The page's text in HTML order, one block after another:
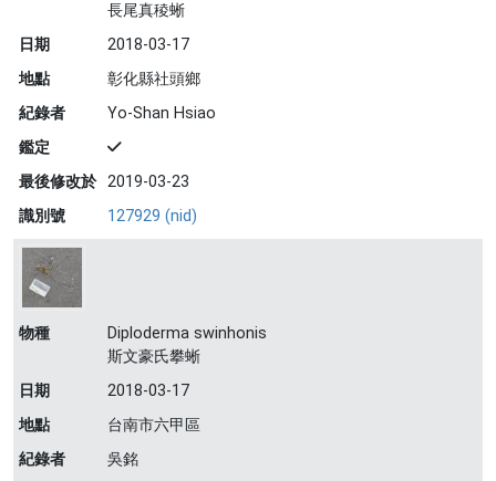
長尾真稜蜥
日期
2018-03-17
地點
彰化縣社頭鄉
紀錄者
Yo-Shan Hsiao
鑑定
最後修改於 2019-03-23
識別號
127929 (nid)
物種
Diploderma swinhonis
斯文豪氏攀蜥
日期
2018-03-17
地點
台南市六甲區
紀錄者
吳銘